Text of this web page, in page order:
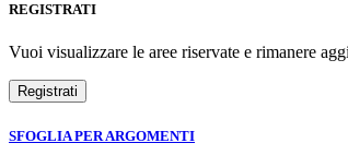
REGISTRATI
Vuoi visualizzare le aree riservate e rimanere
SFOGLIA PER ARGOMENTI